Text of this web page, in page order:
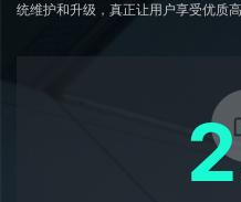
统维护和升级，真正让用户享受优质高
2